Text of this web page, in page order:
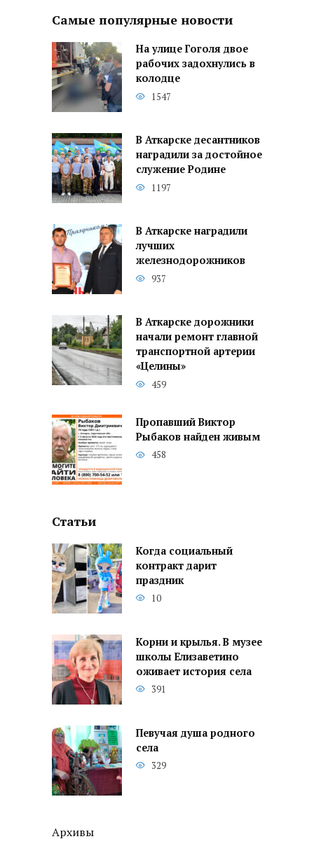
Самые популярные новости
На улице Гоголя двое
рабочих задохнулись в
колодце
1547
В Аткарске десантников
наградили за достойное
служение Родине
1197
В Аткарске наградили
лучших
железнодорожников
937
В Аткарске дорожники
начали ремонт главной
транспортной артерии
«Целины»
459
Пропавший Виктор
Рыбаков найден живым
458
Статьи
Когда социальный
контракт дарит
праздник
10
Корни и крылья. В музее
школы Елизаветино
оживает история села
391
Певучая душа родного
села
329
Архивы